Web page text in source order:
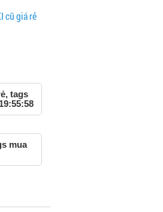
cũ giá rẻ
tags
mua